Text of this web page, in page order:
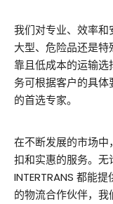
我们对专业、效率
大型、危险品还是特
靠且低成本的运输
务可根据客户的具
的首选专家。
在不断发展的市场
扣和实惠的服务。无
INTERTRANS 都能
的物流合作伙伴，